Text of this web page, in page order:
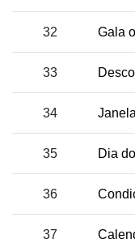
32 Gala
33
34
35 Dia
36
37